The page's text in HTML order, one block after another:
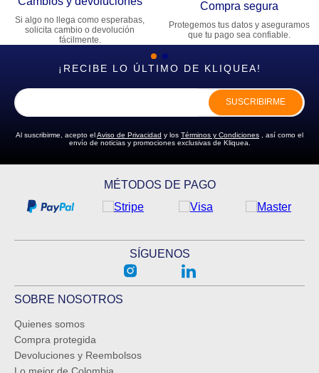
Si algo no llega como esperabas,
solicita cambio o devolución
fácilmente.
Compra segura
Protegemos tus datos y aseguramos
que tu pago sea confiable.
¡RECIBE LO ÚLTIMO DE KLIQUEA!
SUSCRIBIRME
Al suscribirme, acepto elAviso de Privacidad y los Términos y Condiciones , así como el
envío de noticias y promociones exclusivas de Kliquea.
MÉTODOS DE PAGO
SÍGUENOS
SOBRE NOSOTROS
Quienes somos
Compra protegida
Devoluciones y Reembolsos
Lo mejor de Colombia